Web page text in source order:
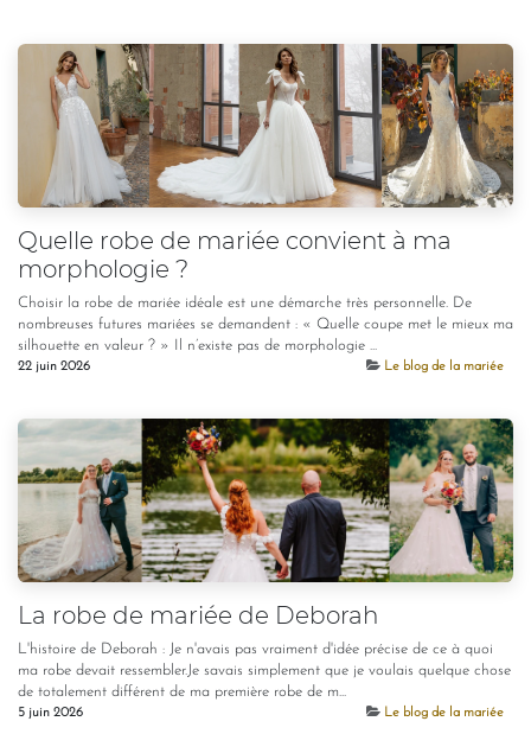
Quelle robe de mariée convient à ma
morphologie ?
Choisir la robe de mariée idéale est une démarche très personnelle. De
nombreuses futures mariées se demandent : « Quelle coupe met le mieux ma
silhouette en valeur ? » Il n’existe pas de morphologie ...
22 juin 2026 Le blog de la mariée
La robe de mariée de Deborah
L'histoire de Deborah : Je n'avais pas vraiment d'idée précise de ce à quoi
ma robe devait ressembler.Je savais simplement que je voulais quelque chose
de totalement différent de ma première robe de m...
5 juin 2026 Le blog de la mariée